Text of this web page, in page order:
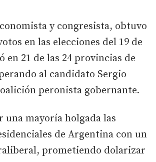
y congresista, obtuvo
en las elecciones del 19 de
en 21 de las 24 provincias de
al candidato Sergio
peronista gobernante.
una mayoría holgada las
de Argentina con un
prometiendo dolarizar